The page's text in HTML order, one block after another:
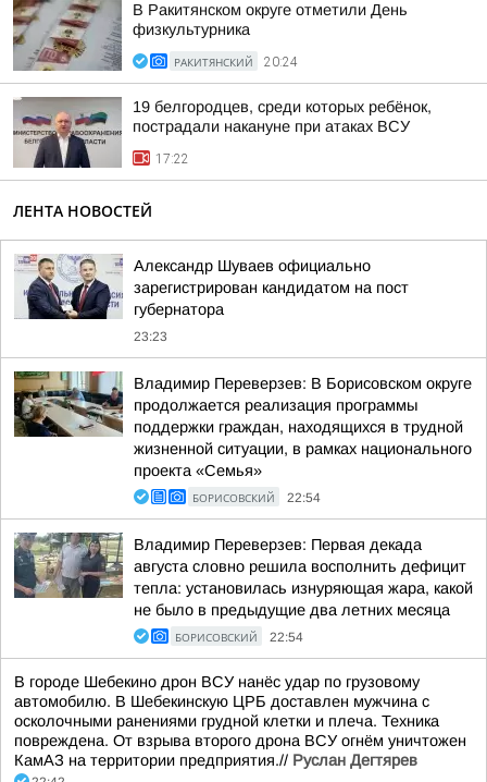
В Ракитянском округе отметили День
физкультурника
РАКИТЯНСКИЙ 20:24
19 белгородцев, среди которых ребёнок,
пострадали накануне при атаках ВСУ
17:22
ЛЕНТА НОВОСТЕЙ
Александр Шуваев официально
зарегистрирован кандидатом на пост
губернатора
23:23
Владимир Переверзев: В Борисовском округе
продолжается реализация программы
поддержки граждан, находящихся в трудной
жизненной ситуации, в рамках национального
проекта «Семья»
БОРИСОВСКИЙ 22:54
Владимир Переверзев: Первая декада
августа словно решила восполнить дефицит
тепла: установилась изнуряющая жара, какой
не было в предыдущие два летних месяца
БОРИСОВСКИЙ 22:54
В городе Шебекино дрон ВСУ нанёс удар по грузовому
автомобилю. В Шебекинскую ЦРБ доставлен мужчина с
осколочными ранениями грудной клетки и плеча. Техника
повреждена. От взрыва второго дрона ВСУ огнём уничтожен
КамАЗ на территории предприятия.// Руслан Дегтярев